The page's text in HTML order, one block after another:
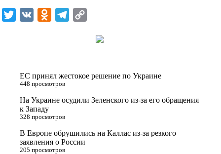
l
a
n
a
n
ЕС принял жестокое решение по Украине
448 просмотров
На Украине осудили Зеленского из-за его обращения
к Западу
328 просмотров
В Европе обрушились на Каллас из-за резкого
заявления о России
205 просмотров